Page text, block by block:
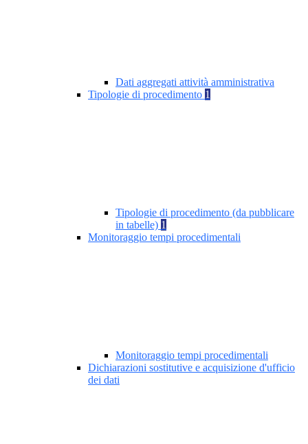
Dati aggregati attività amministrativa
Tipologie di procedimento 1
Tipologie di procedimento (da pubblicare
in tabelle) 1
Monitoraggio tempi procedimentali
Monitoraggio tempi procedimentali
Dichiarazioni sostitutive e acquisizione d'ufficio
dei dati